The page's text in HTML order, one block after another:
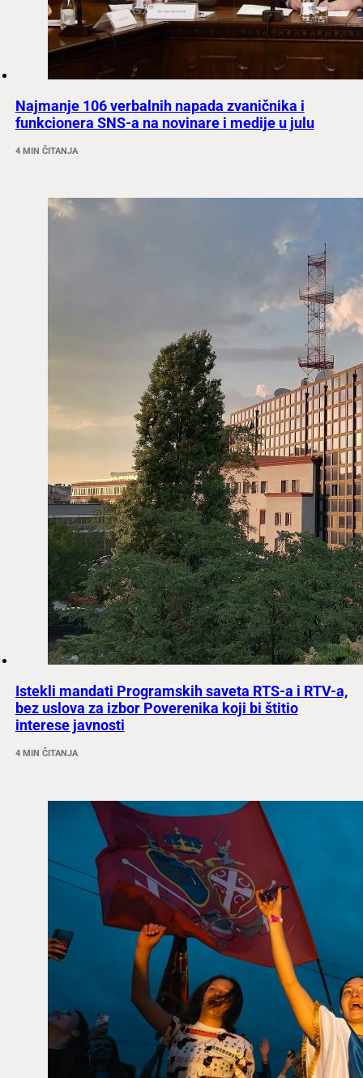
Najmanje 106 verbalnih napada zvaničnika i
funkcionera SNS-a na novinare i medije u julu
4 MIN ČITANJA
Istekli mandati Programskih saveta RTS-a i RTV-a,
bez uslova za izbor Poverenika koji bi štitio
interese javnosti
4 MIN ČITANJA